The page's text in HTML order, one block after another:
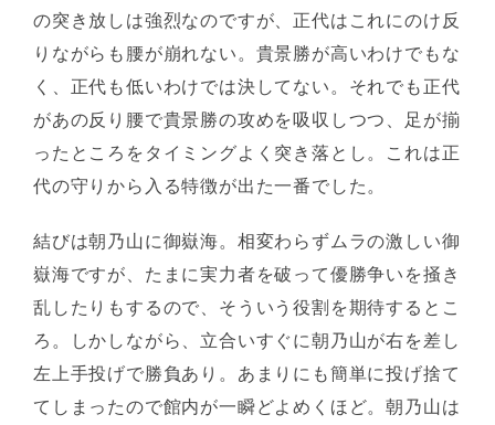
の突き放しは強烈なのですが、正代はこれにのけ反
りながらも腰が崩れない。貴景勝が高いわけでもな
く、正代も低いわけでは決してない。それでも正代
があの反り腰で貴景勝の攻めを吸収しつつ、足が揃
ったところをタイミングよく突き落とし。これは正
代の守りから入る特徴が出た一番でした。
結びは朝乃山に御嶽海。相変わらずムラの激しい御
嶽海ですが、たまに実力者を破って優勝争いを掻き
乱したりもするので、そういう役割を期待するとこ
ろ。しかしながら、立合いすぐに朝乃山が右を差し
左上手投げで勝負あり。あまりにも簡単に投げ捨て
てしまったので館内が一瞬どよめくほど。朝乃山は